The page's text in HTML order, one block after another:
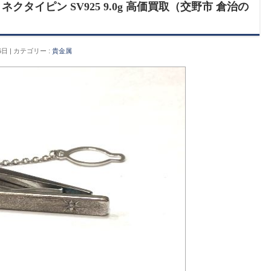
クタイピン SV925 9.0g 高価買取（交野市 倉治の
カテゴリー : 貴金属